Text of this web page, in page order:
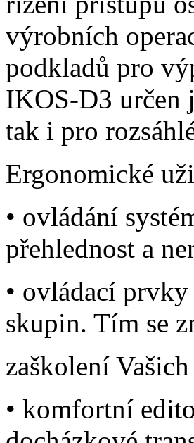
výrobních
podkladů pro
IKOS-D3 určen
tak i pro
Ergonomické
• ovládání
přehlednost a
• ovládací
skupin. Tím se
zaškolení
• komfortní